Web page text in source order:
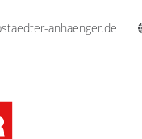
anhaenger.de